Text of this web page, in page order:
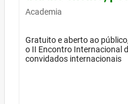
Academia
Gratuito e aberto ao
o II Encontro Internacional
convidados internacionais